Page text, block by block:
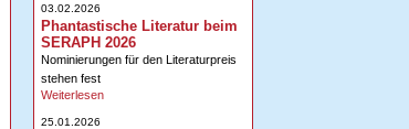
03.02.2026
Phantastische Literatur beim
SERAPH 2026
Nominierungen für den Literaturpreis
stehen fest
Weiterlesen
25.01.2026